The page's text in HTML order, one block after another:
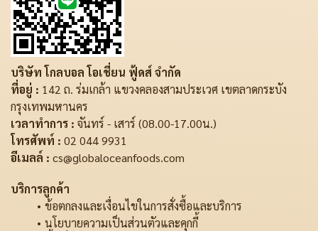
บริษัท โกลบอล โอเชี่ยน ฟู้ดส์ จำกัด
ที่อยู่ : 142 ถ. ร่มเกล้า แขวงคลองสามประเวศ เขตลาดกระบัง
กรุงเทพมหานคร
เวลาทำการ : จันทร์ - เสาร์ (08.00-17.00น.)
โทรศัพท์ : 02 044 9931
อีเมลล์ : cs@globaloceanfoods.com
บริการลูกค้า
ข้อตกลงและเงื่อนไขในการสั่งซื้อและบริการ
นโยบายความเป็นส่วนตัวและคุกกี้